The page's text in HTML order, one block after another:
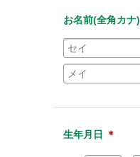
お名前(全角カナ)
生年月日 ＊